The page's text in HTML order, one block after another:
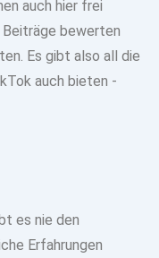
auch hier frei
bewerten
Es gibt also all die
auch bieten -
es nie den
Erfahrungen